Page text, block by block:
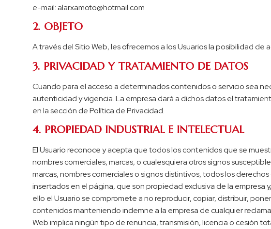
e-mail:alarxamoto@hotmail.com
2. OBJETO
A través del Sitio Web, les ofrecemos a los Usuarios la posibilidad de
3. PRIVACIDAD Y TRATAMIENTO DE DATOS
Cuando para el acceso a determinados contenidos o servicio sea
autenticidad y vigencia. La empresa dará a dichos datos el
en la sección de Política de Privacidad.
4. PROPIEDAD INDUSTRIAL E INTELECTUAL
El Usuario reconoce y acepta que todos los contenidos que se
nombres comerciales, marcas, o cualesquiera otros signos
marcas, nombres comerciales o signos distintivos, todos los
insertados en el página, que son propiedad exclusiva de la
ello el Usuario se compromete a no reproducir, copiar, distribuir,
contenidos manteniendo indemne a la empresa de cualquier
Web implica ningún tipo de renuncia, transmisión, licencia o cesión